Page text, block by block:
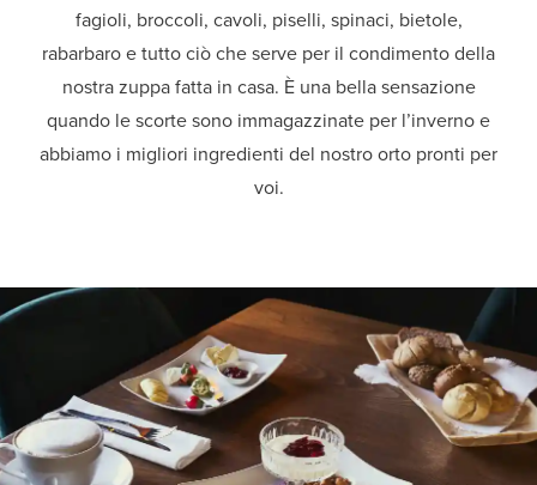
fagioli, broccoli, cavoli, piselli, spinaci, bietole,
rabarbaro e tutto ciò che serve per il condimento della
nostra zuppa fatta in casa. È una bella sensazione
quando le scorte sono immagazzinate per l’inverno e
abbiamo i migliori ingredienti del nostro orto pronti per
voi.